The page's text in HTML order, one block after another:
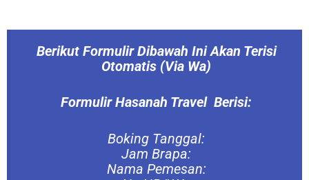
Berikut Formulir Dibawah Ini Akan Terisi
Otomatis (Via Wa)
Formulir Hasanah Travel Berisi:
Boking Tanggal:
Jam Brapa:
Nama Pemesan: